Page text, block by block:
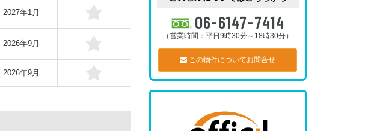
2027年1月
2026年9月
2026年9月
06-6147-7414
（営業時間：平日9時30分～18時30分）
この物件についてお問合せ